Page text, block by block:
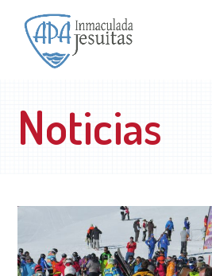
Noticias